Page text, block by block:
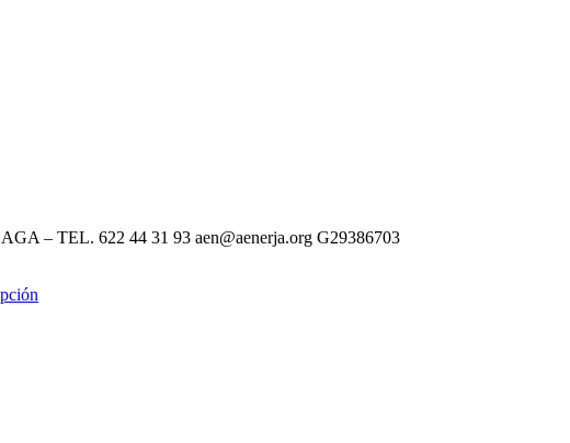
– TEL. 622 44 31 93 aen@aenerja.org G29386703